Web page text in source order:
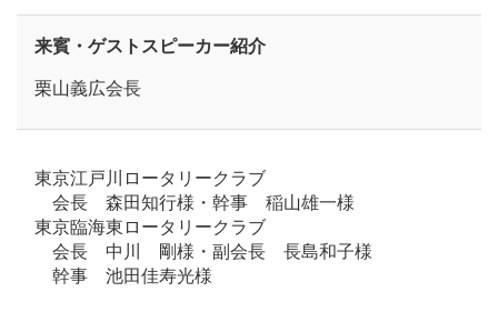
来賓・ ゲストスピーカー紹介
栗山義広会長
東京江戸川ロータリークラブ
会長 森田知行様・幹事 稲山雄一様
東京臨海東ロータリークラブ
会長 中川 剛様・副会長 長島和子様
幹事 池田佳寿光様